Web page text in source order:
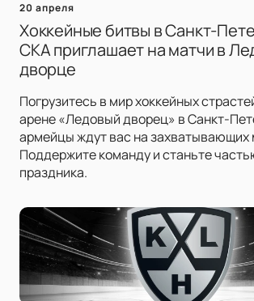
20 апреля
Хоккейные битвы в Санкт-
СКА приглашает на матчи в
дворце
Погрузитесь в мир хоккейных
арене «Ледовый дворец» в Санкт-
армейцы ждут вас на захватывающих
Поддержите команду и станьте
праздника.